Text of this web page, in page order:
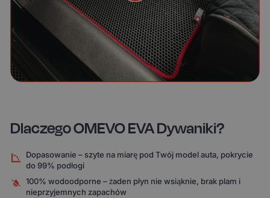
Dlaczego OMEVO EVA Dywaniki?
Dopasowanie – szyte na miarę pod Twój model auta, pokrycie
do 99% podłogi
100% wodoodporne – żaden płyn nie wsiąknie, brak plam i
nieprzyjemnych zapachów